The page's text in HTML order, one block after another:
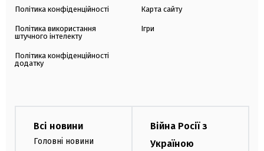
Політика конфіденційності
Політика використання
штучного інтелекту
Політика конфіденційності
додатку
Карта сайту
Ігри
Всі новини
Головні новини
Війна Росії з
Україною